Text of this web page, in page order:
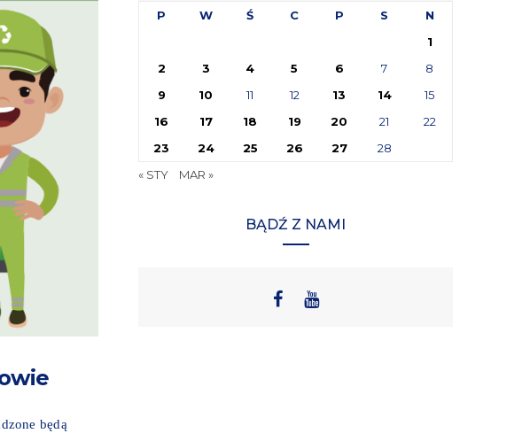
będą
P W Ś C P S
N
1
2
3 4 5 6 7
8
9
10 11 12 13 14
15
16
17 18 19 20 21
22
23
24 25 26 27
28
« STY
MAR »
BĄDŹ Z NAMI